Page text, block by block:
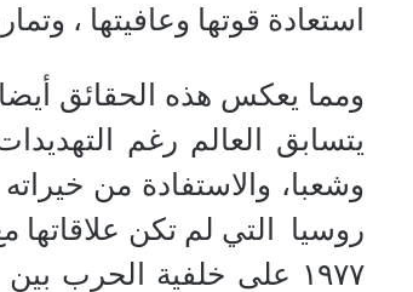
استعادة قوتها وعافيتها ،
ومما يعكس هذه الحقائق أيضا،
يتسابق العالم رغم
وشعبا، والاستفادة من
روسيا
التي لم تكن
١٩٧٧ على خلفية الحرب